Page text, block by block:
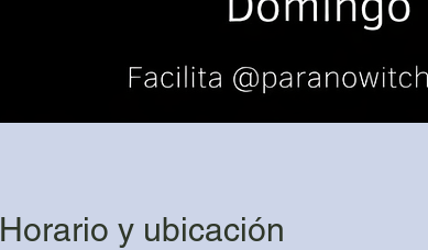
Horario y ubicación